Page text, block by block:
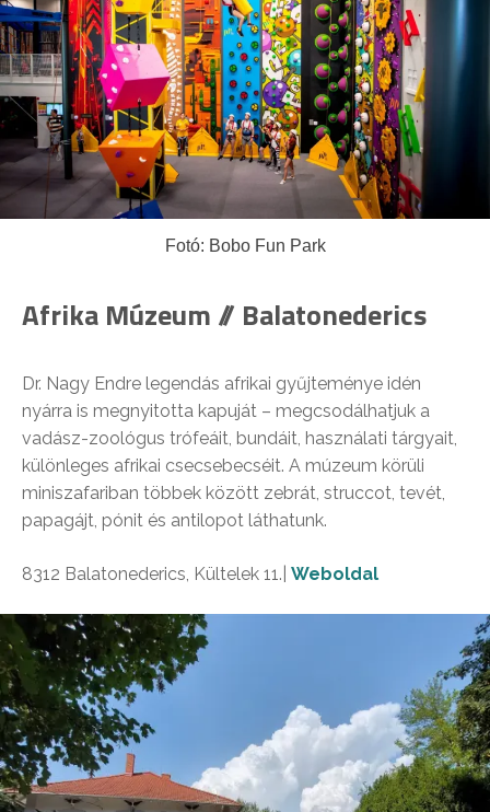
Fotó: Bobo Fun Park
Afrika Múzeum // Balatonederics
Dr. Nagy Endre legendás afrikai gyűjteménye idén
nyárra is megnyitotta kapuját – megcsodálhatjuk a
vadász-zoológus trófeáit, bundáit, használati tárgyait,
különleges afrikai csecsebecséit. A múzeum körüli
miniszafariban többek között zebrát, struccot, tevét,
papagájt, pónit és antilopot láthatunk.
8312 Balatonederics, Kültelek 11.| Weboldal